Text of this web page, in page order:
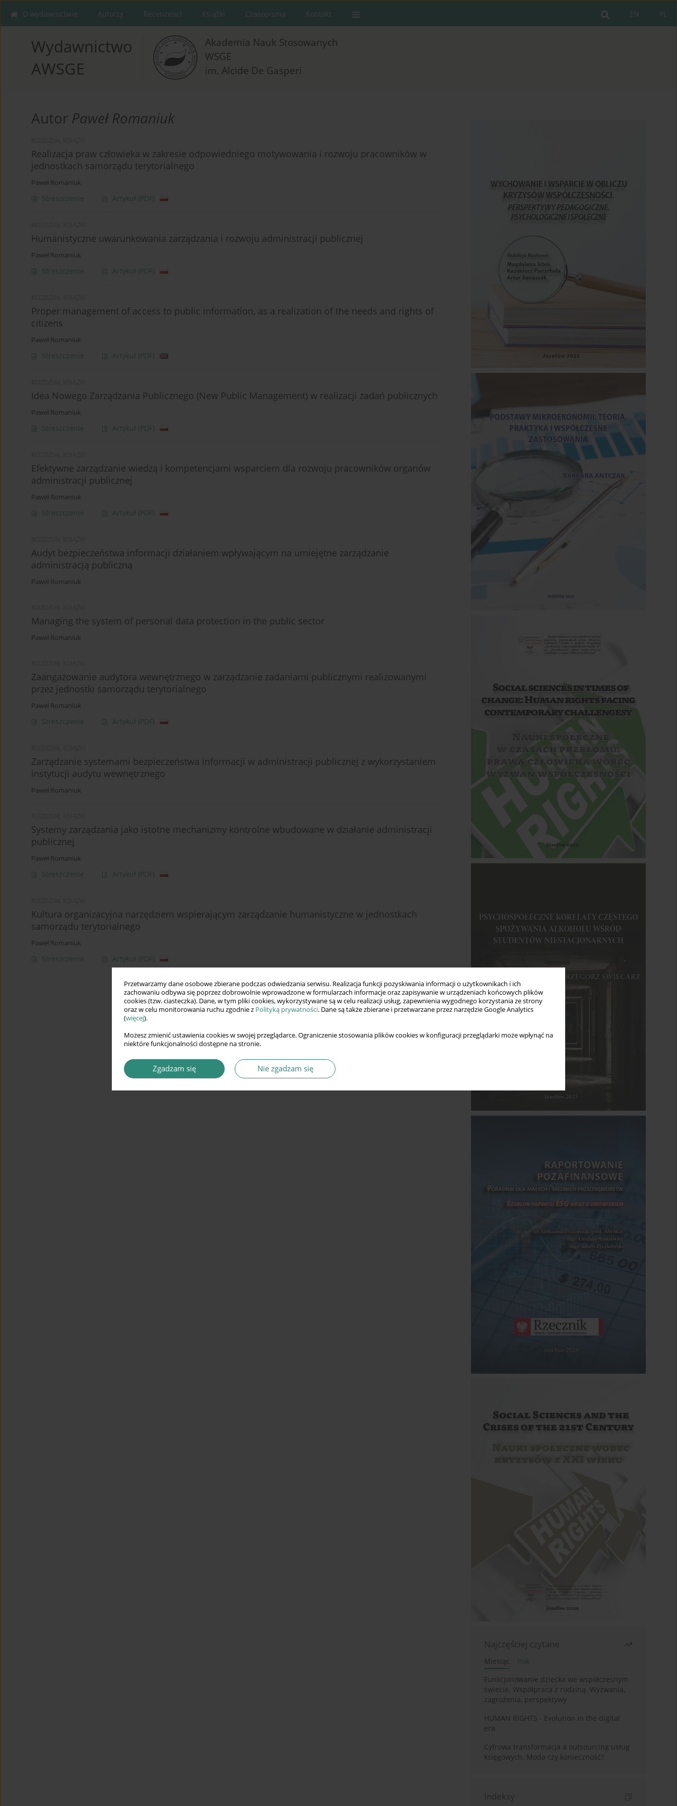
Przetwarzamy dane osobowe zbierane podczas odwiedzania serwisu. Realizacja funkcji pozyskiwania informacji o użytkownikach i ich
zachowaniu odbywa się poprzez dobrowolnie wprowadzone w formularzach informacje oraz zapisywanie w urządzeniach końcowych plików
cookies (tzw. ciasteczka). Dane, w tym pliki cookies, wykorzystywane są w celu realizacji usług, zapewnienia wygodnego korzystania ze strony
oraz w celu monitorowania ruchu zgodnie z Polityką prywatności. Dane są także zbierane i przetwarzane przez narzędzie Google Analytics
(więcej).
Możesz zmienić ustawienia cookies w swojej przeglądarce. Ograniczenie stosowania plików cookies w konfiguracji przeglądarki może wpłynąć na
niektóre funkcjonalności dostępne na stronie.
Zgadzam się Nie zgadzam się
PL
EN
O wydawnictwie Autorzy Recenzenci Książki Czasopisma Kontakt
Wydawnictwo
AWSGE
Akademia Nauk Stosowanych
WSGE
im. Alcide De Gasperi
Autor Paweł Romaniuk
Realizacja praw człowieka w zakresie odpowiedniego motywowania i rozwoju pracowników w
jednostkach samorządu terytorialnego
Paweł Romaniuk
Streszczenie Artykuł (PDF)
Humanistyczne uwarunkowania zarządzania i rozwoju administracji publicznej
Paweł Romaniuk
Streszczenie Artykuł (PDF)
Proper management of access to public information, as a realization of the needs and rights of
citizens
Paweł Romaniuk
Streszczenie Artykuł (PDF)
Idea Nowego Zarządzania Publicznego (New Public Management) w realizacji zadań publicznych
Paweł Romaniuk
Streszczenie Artykuł (PDF)
Efektywne zarządzanie wiedzą i kompetencjami wsparciem dla rozwoju pracowników organów
administracji publicznej
Paweł Romaniuk
Streszczenie Artykuł (PDF)
Audyt bezpieczeństwa informacji działaniem wpływającym na umiejętne zarządzanie
administracją publiczną
Paweł Romaniuk
Managing the system of personal data protection in the public sector
Paweł Romaniuk
Zaangażowanie audytora wewnętrznego w zarządzanie zadaniami publicznymi realizowanymi
przez jednostki samorządu terytorialnego
Paweł Romaniuk
Streszczenie Artykuł (PDF)
Zarządzanie systemami bezpieczeństwa informacji w administracji publicznej z wykorzystaniem
instytucji audytu wewnętrznego
Paweł Romaniuk
Systemy zarządzania jako istotne mechanizmy kontrolne wbudowane w działanie administracji
publicznej
Paweł Romaniuk
Streszczenie Artykuł (PDF)
Kultura organizacyjna narzędziem wspierającym zarządzanie humanistyczne w jednostkach
samorządu terytorialnego
Paweł Romaniuk
Streszczenie Artykuł (PDF)
Najczęściej czytane
Miesiąc
Rok
Funkcjonowanie dziecka we współczesnym
świecie. Współpraca z rodziną. Wyzwania,
zagrożenia, perspektywy
HUMAN RIGHTS - Evolution in the digital
era
Cyfrowa transformacja a outsourcing usług
księgowych. Moda czy konieczność?
Indeksy